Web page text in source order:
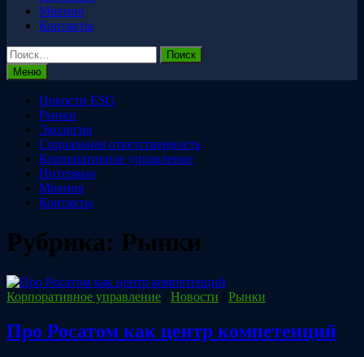
Мнения
Контакты
Найти:
Меню
Новости ESG
Рынки
Экология
Социальная ответственность
Корпоративное управление
Интервью
Мнения
Контакты
Рубрика: Рынки
Корпоративное управление / Новости / Рынки
Про Росатом как центр компетенций